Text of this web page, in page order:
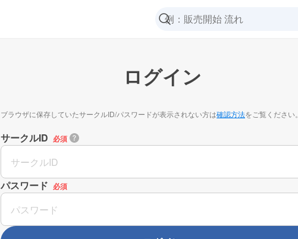
ログイン
ブラウザに保存していたサークルID/パスワードが表示されない方は確認方法をご覧ください。
サークルID 必須
パスワード 必須